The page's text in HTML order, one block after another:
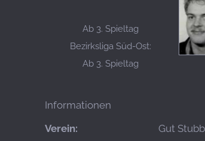
Ab 3. Spieltag
Bezirksliga Süd-Ost:
Ab 3. Spieltag
Informationen
Verein:
Gut